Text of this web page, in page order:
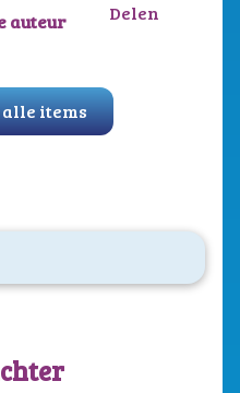
auteur
Delen
items